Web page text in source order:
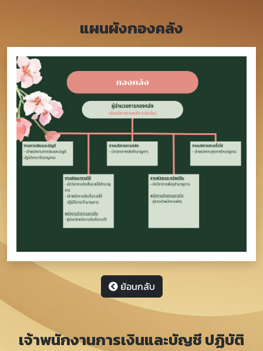
แผนผังกองคลัง
ย้อนกลับ
เจ้าพนักงานการเงินและบัญชี ปฏิบัติ